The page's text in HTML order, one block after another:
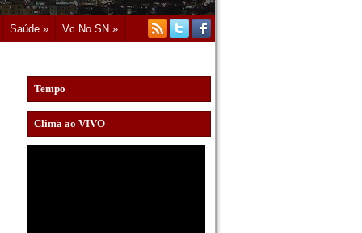
Saúde » Vc No SN »
Tempo
Clima ao VIVO